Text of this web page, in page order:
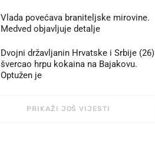
Vlada povećava braniteljske mirovine.
Medved objavljuje detalje
Dvojni državljanin Hrvatske i Srbije (26)
švercao hrpu kokaina na Bajakovu.
Optužen je
PRIKAŽI JOŠ VIJESTI